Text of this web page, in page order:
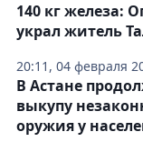
20:11, 04 февраля
140 кг железа:
украл житель
В Астане
выкупу
оружия у